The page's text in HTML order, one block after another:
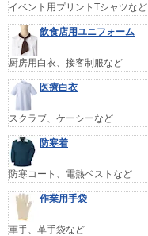
イベント用プリントTシャツなど
飲食店用ユニフォーム
厨房用白衣、接客制服など
医療白衣
スクラブ、ケーシーなど
防寒着
防寒コート、電熱ベストなど
作業用手袋
軍手、革手袋など